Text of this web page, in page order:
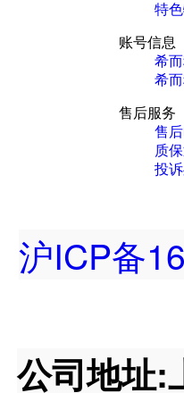
特
账号信息
希
希
售后服务
售
质
投
沪ICP备
公司地址: